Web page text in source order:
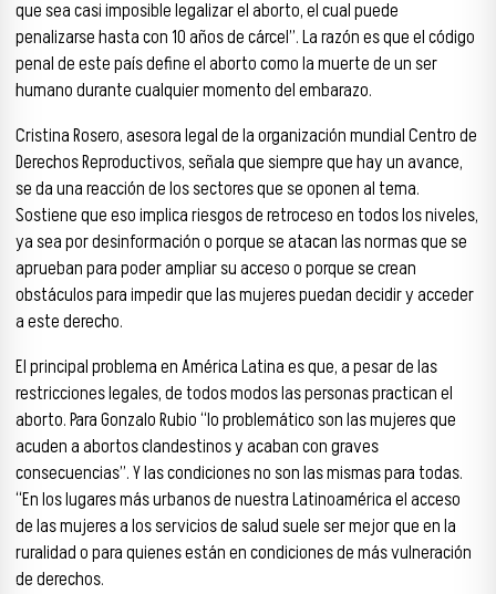
que sea casi imposible legalizar el aborto, el cual puede
penalizarse hasta con 10 años de cárcel”. La razón es que el código
penal de este país define el aborto como la muerte de un ser
humano durante cualquier momento del embarazo.
Cristina Rosero, asesora legal de la organización mundial Centro de
Derechos Reproductivos, señala que siempre que hay un avance,
se da una reacción de los sectores que se oponen al tema.
Sostiene que eso implica riesgos de retroceso en todos los niveles,
ya sea por desinformación o porque se atacan las normas que se
aprueban para poder ampliar su acceso o porque se crean
obstáculos para impedir que las mujeres puedan decidir y acceder
a este derecho.
El principal problema en América Latina es que, a pesar de las
restricciones legales, de todos modos las personas practican el
aborto. Para Gonzalo Rubio “lo problemático son las mujeres que
acuden a abortos clandestinos y acaban con graves
consecuencias”. Y las condiciones no son las mismas para todas.
“En los lugares más urbanos de nuestra Latinoamérica el acceso
de las mujeres a los servicios de salud suele ser mejor que en la
ruralidad o para quienes están en condiciones de más vulneración
de derechos.